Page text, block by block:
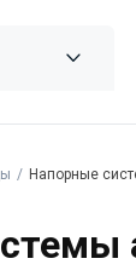
Напорные